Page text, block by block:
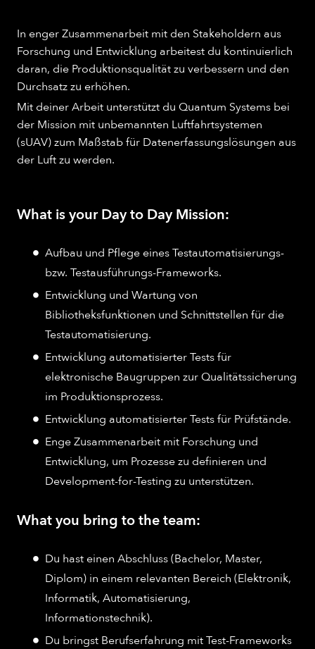
In enger Zusammenarbeit mit den Stakeholdern aus
Forschung und Entwicklung arbeitest du kontinuierlich
daran, die Produktionsqualität zu verbessern und den
Durchsatz zu erhöhen.
Mit deiner Arbeit unterstützt du Quantum Systems bei
der Mission mit unbemannten Luftfahrtsystemen
(sUAV) zum Maßstab für Datenerfassungslösungen aus
der Luft zu werden.
What is your Day to Day Mission:
Aufbau und Pflege eines Testautomatisierungs-
bzw. Testausführungs-Frameworks.
Entwicklung und Wartung von
Bibliotheksfunktionen und Schnittstellen für die
Testautomatisierung.
Entwicklung automatisierter Tests für
elektronische Baugruppen zur Qualitätssicherung
im Produktionsprozess.
Entwicklung automatisierter Tests für Prüfstände.
Enge Zusammenarbeit mit Forschung und
Entwicklung, um Prozesse zu definieren und
Development-for-Testing zu unterstützen.
What you bring to the team:
Du hast einen Abschluss (Bachelor, Master,
Diplom) in einem relevanten Bereich (Elektronik,
Informatik, Automatisierung,
Informationstechnik).
Du bringst Berufserfahrung mit Test-Frameworks